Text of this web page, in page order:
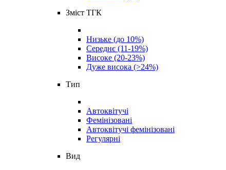
Зміст ТГК
Низьке (до 10%)
Середнє (11-19%)
Високе (20-23%)
Дуже висока (>24%)
Тип
Автоквітучі
Фемінізовані
Автоквітучі фемінізовані
Регулярні
Вид